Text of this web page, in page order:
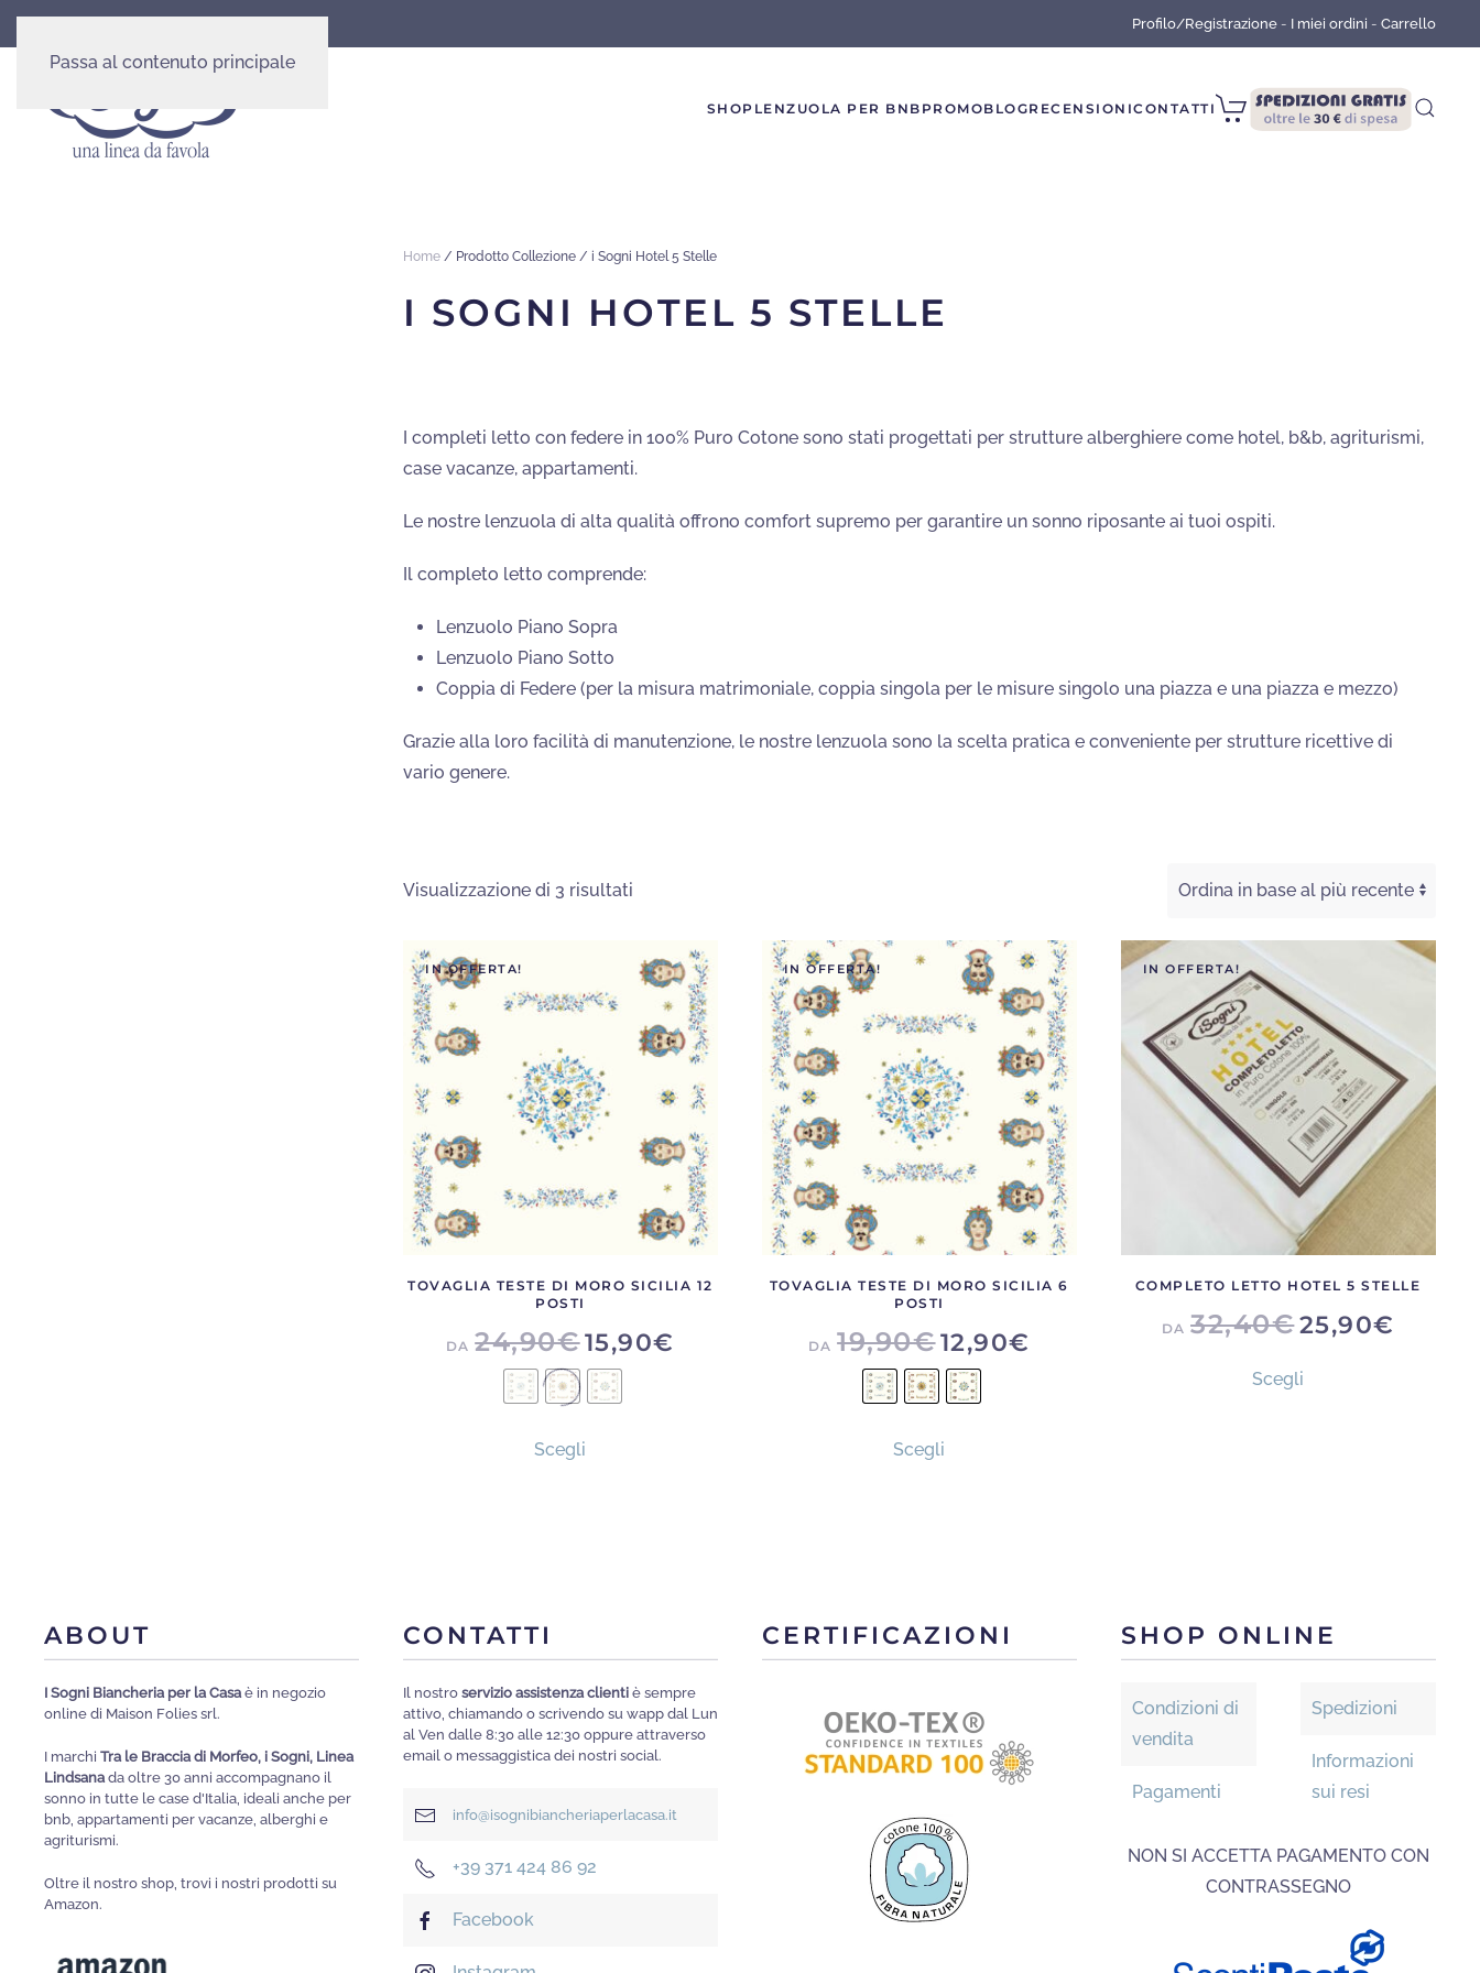
Passa al contenuto principale
Profilo/Registrazione - I miei ordini - Carrello
SHOP LENZUOLA PER BNB PROMOBLOGRECENSIONICONTATTI
Home / Prodotto Collezione / i Sogni Hotel 5 Stelle
I SOGNI HOTEL 5 STELLE
I completi letto con federe in 100% Puro Cotone sono stati progettati per strutture alberghiere come hotel, b&b, agriturismi,
case vacanze, appartamenti.
Le nostre lenzuola di alta qualità offrono comfort supremo per garantire un sonno riposante ai tuoi ospiti.
Il completo letto comprende:
Lenzuolo Piano Sopra
Lenzuolo Piano Sotto
Coppia di Federe (per la misura matrimoniale, coppia singola per le misure singolo una piazza e una piazza e mezzo)
Grazie alla loro facilità di manutenzione, le nostre lenzuola sono la scelta pratica e conveniente per strutture ricettive di
vario genere.
Visualizzazione di 3 risultati
più
recente
IN OFFERTA!
TOVAGLIA TESTE DI MORO SICILIA 12
POSTI
DA24,90€15,90€
Scegli
scelte
nella
pagina
prodotto
IN OFFERTA!
TOVAGLIA TESTE DI MORO SICILIA 6
POSTI
DA19,90€12,90€
Scegli
possono
nella
pagina
prodotto
IN OFFERTA!
COMPLETO LETTO HOTEL 5 STELLE
DA32,40€25,90€
Scegli
scelte
nella
pagina
del
prodotto
ABOUT
I Sogni Biancheria per la Casaè in negozio
online di Maison Folies srl.
I marchi Tra le Braccia di Morfeo, i Sogni, Linea
Lindsanada oltre 30 anni accompagnano il
sonno in tutte le case d'Italia, ideali anche per
bnb, appartamenti per vacanze, alberghi e
agriturismi.
Oltre il nostro shop, trovi i nostri prodotti su
Amazon.
CONTATTI
Il nostro servizio assistenza clienti è sempre
attivo, chiamando o scrivendo su wapp dal Lun
al Ven dalle 8:30 alle 12:30 oppure attraverso
email o messaggistica dei nostri social.
info@isognibiancheriaperlacasa.it
+39 371 424 86 92
Facebook
CERTIFICAZIONI SHOP ONLINE
Condizioni di
vendita
Pagamenti
Spedizioni
Informazioni
sui resi
NON SI ACCETTA PAGAMENTO CON
CONTRASSEGNO